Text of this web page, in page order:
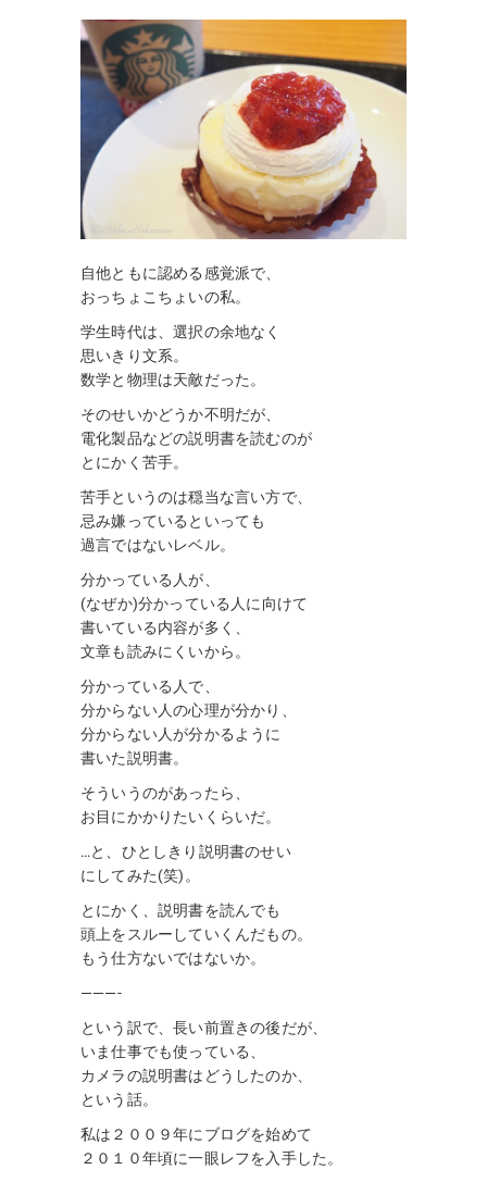
自他ともに認める感覚派で、
おっちょこちょいの私。
学生時代は、選択の余地なく
思いきり文系。
数学と物理は天敵だった。
そのせいかどうか不明だが、
電化製品などの説明書を読むのが
とにかく苦手。
苦手というのは穏当な言い方で、
忌み嫌っているといっても
過言ではないレベル。
分かっている人が、
(なぜか)分かっている人に向けて
書いている内容が多く、
文章も読みにくいから。
分かっている人で、
分からない人の心理が分かり、
分からない人が分かるように
書いた説明書。
そういうのがあったら、
お目にかかりたいくらいだ。
…と、ひとしきり説明書のせい
にしてみた(笑)。
とにかく、説明書を読んでも
頭上をスルーしていくんだもの。
もう仕方ないではないか。
———-
という訳で、長い前置きの後だが、
いま仕事でも使っている、
カメラの説明書はどうしたのか、
という話。
私は２００９年にブログを始めて
２０１０年頃に一眼レフを入手した。